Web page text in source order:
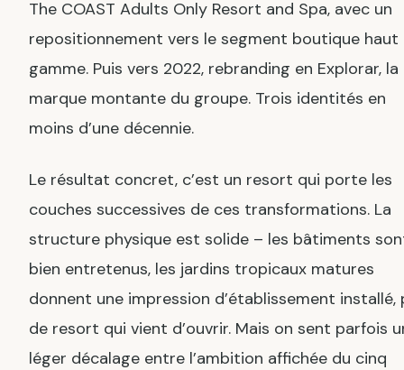
The COAST Adults Only Resort and Spa, avec un
repositionnement vers le segment boutique haut
gamme. Puis vers 2022, rebranding en Explorar, la
marque montante du groupe. Trois identités en
moins d’une décennie.
Le résultat concret, c’est un resort qui porte les
couches successives de ces transformations. La
structure physique est solide – les bâtiments
bien entretenus, les jardins tropicaux matures
donnent une impression d’établissement installé,
de resort qui vient d’ouvrir. Mais on sent parfois
léger décalage entre l’ambition affichée du cinq